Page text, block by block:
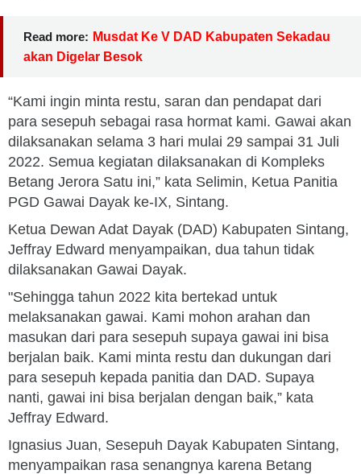
Read more: Musdat Ke V DAD Kabupaten Sekadau
akan Digelar Besok
“Kami ingin minta restu, saran dan pendapat dari
para sesepuh sebagai rasa hormat kami. Gawai akan
dilaksanakan selama 3 hari mulai 29 sampai 31 Juli
2022. Semua kegiatan dilaksanakan di Kompleks
Betang Jerora Satu ini,” kata Selimin, Ketua Panitia
PGD Gawai Dayak ke-IX, Sintang.
Ketua Dewan Adat Dayak (DAD) Kabupaten Sintang,
Jeffray Edward menyampaikan, dua tahun tidak
dilaksanakan Gawai Dayak.
"Sehingga tahun 2022 kita bertekad untuk
melaksanakan gawai. Kami mohon arahan dan
masukan dari para sesepuh supaya gawai ini bisa
berjalan baik. Kami minta restu dan dukungan dari
para sesepuh kepada panitia dan DAD. Supaya
nanti, gawai ini bisa berjalan dengan baik,” kata
Jeffray Edward.
Ignasius Juan, Sesepuh Dayak Kabupaten Sintang,
menyampaikan rasa senangnya karena Betang